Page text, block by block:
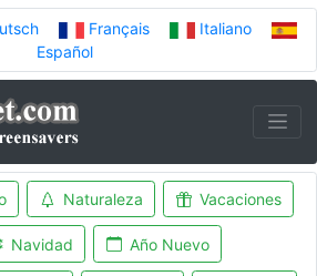
Français
Italiano
Español
Naturaleza Vacaciones
Navidad Año Nuevo